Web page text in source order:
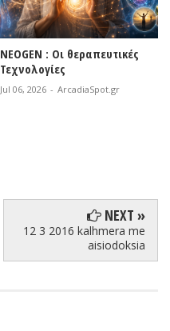
NEOGEN : Οι θεραπευτικές
Τεχνολογίες
Jul 06, 2026 - ArcadiaSpot.gr
NEXT »
12 3 2016 kalhmera me
aisiodoksia